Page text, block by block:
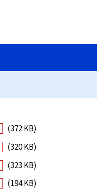
(372 KB)
(320 KB)
(323 KB)
(194 KB)